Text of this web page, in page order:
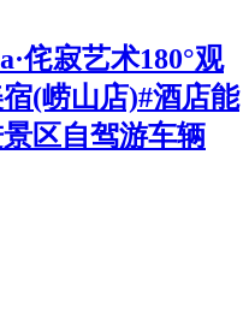
侘寂艺术180°观
(崂山店)#酒店能
区自驾游车辆